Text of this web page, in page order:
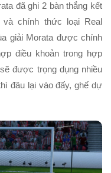
đã ghi 2 bàn thắng kết
chính thức loại Real
giải Morata được chính
điều khoản trong hợp
được trọng dụng nhiều
đâu lại vào đấy, ghế dự